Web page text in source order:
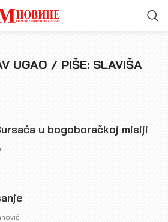
UGAO / PIŠE: SLAVIŠA
u bogoboračkoj misiji